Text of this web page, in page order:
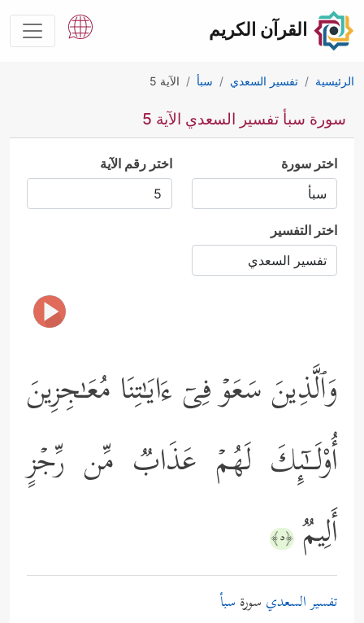
القرآن الكريم
الرئيسية تفسير السعدي سبأ الآية 5
سورة سبأ تفسير السعدي الآية 5
اختر سورة اختر رقم الآية
اختر التفسير
وَٱلَّذِینَ سَعَوۡ فِیۤ ءَایَـٰتِنَا مُعَـٰجِزِینَ
أُوْلَــٰۤىِٕكَ لَهُمۡ عَذَابࣱ مِّن رِّجۡزٍ
أَلِیمࣱ ﴿٥﴾
تفسير السعدي سورة سبأ